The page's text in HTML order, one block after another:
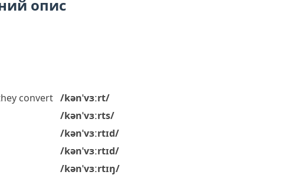
опис
convert /kənˈvɜːrt/
/kənˈvɜːrts/
/kənˈvɜːrtɪd/
/kənˈvɜːrtɪd/
/kənˈvɜːrtɪŋ/